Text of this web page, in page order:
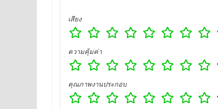
เสียง
ความคุ้มค่า
คุณภาพงานประกอบ